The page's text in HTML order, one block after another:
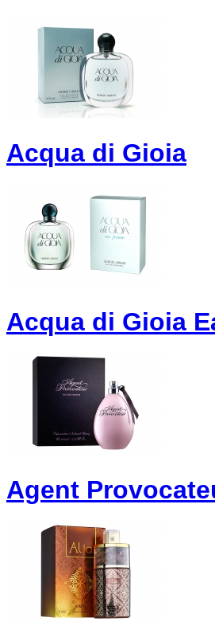
Acqua di Gioia
Acqua di Gioia
Agent